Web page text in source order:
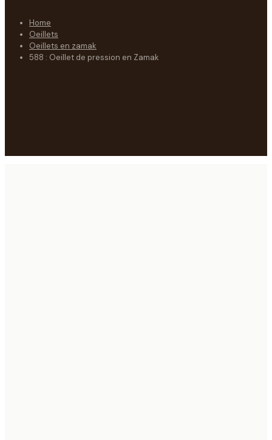
Home
Oeillets
Oeillets en zamak
588 : Oeillet de pression en Zamak